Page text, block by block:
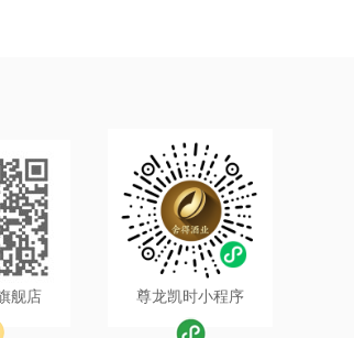
舰店 尊龙凯时小程序